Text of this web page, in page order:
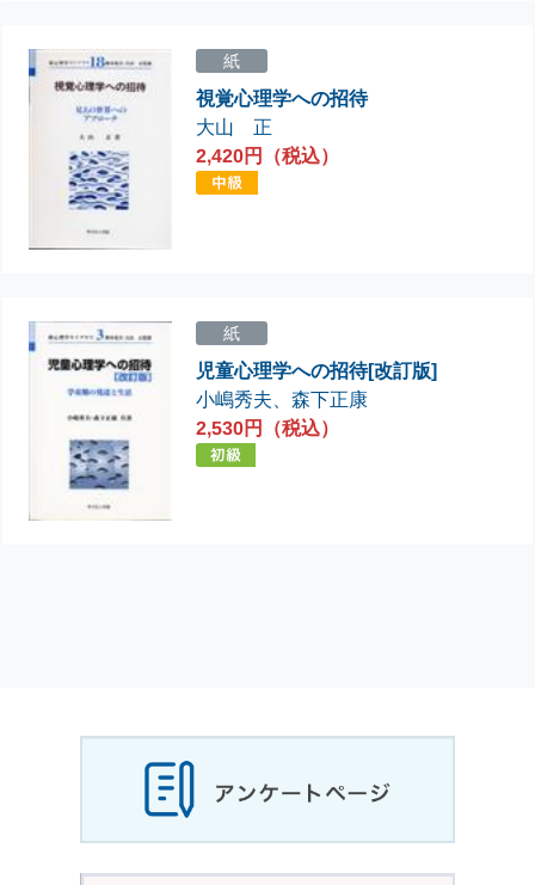
紙
視覚心理学への招待
大山 正
2,420円（税込）
紙
児童心理学への招待[改訂版]
小嶋秀夫 、森下正康
2,530円（税込）